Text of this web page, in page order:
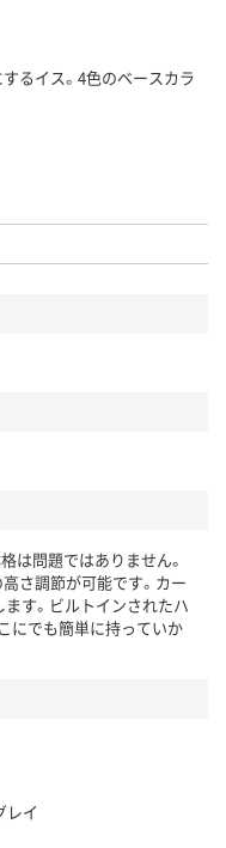
るイス。4色のベースカラ
は問題ではありません。
さ調節が可能です。カー
す。ビルトインされたハ
にでも簡単に持っていか
レイ